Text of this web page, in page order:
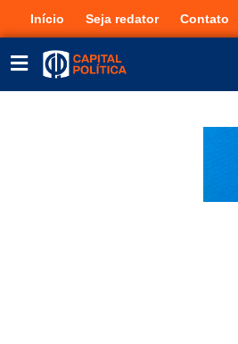
Início Seja redator Contato